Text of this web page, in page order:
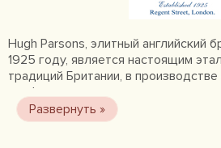
Hugh Parsons, элитный английский
1925 году, является настоящим
традиций Британии, в
парфюмерии для настоящих
производимое данной компанией,
футляры и т.д., делается из сырья